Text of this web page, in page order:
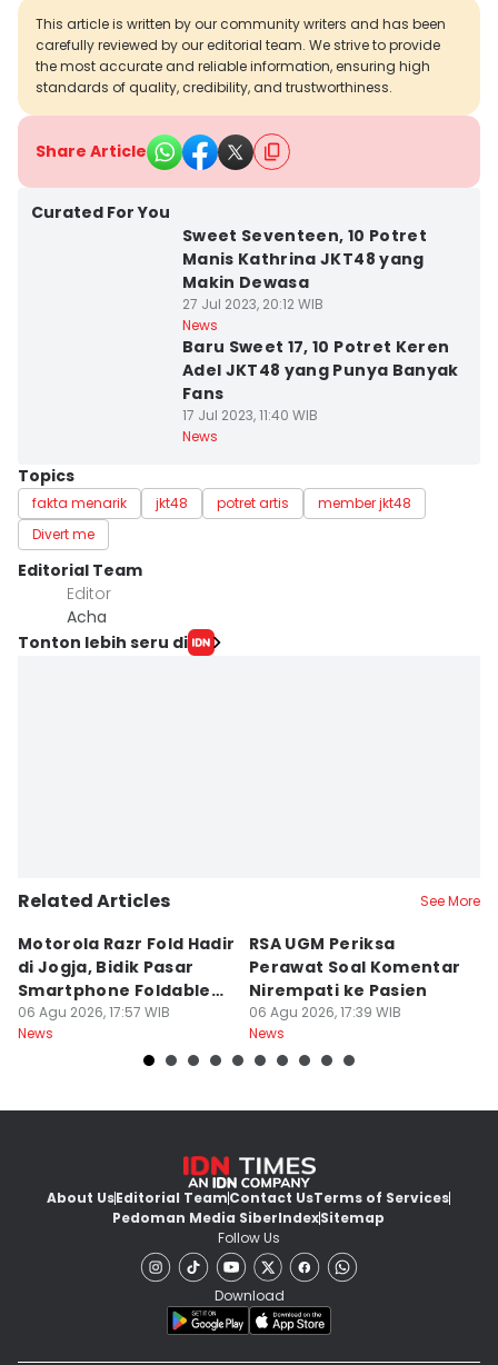
This article is written by our community writers and has been
carefully reviewed by our editorial team. We strive to provide
the most accurate and reliable information, ensuring high
standards of quality, credibility, and trustworthiness.
Share Article
Curated For You
Sweet Seventeen, 10 Potret
Manis Kathrina JKT48 yang
Makin Dewasa
27 Jul 2023, 20:12 WIB
News
Baru Sweet 17, 10 Potret Keren
Adel JKT48 yang Punya Banyak
Fans
17 Jul 2023, 11:40 WIB
News
Topics
fakta menarik jkt48 potret artis
member jkt48
Divert me
Editorial Team
Editor
Acha
Tonton lebih seru di
Related Articles See More
Motorola Razr Fold Hadir
di Jogja, Bidik Pasar
Smartphone Foldable
Premium
06 Agu 2026, 17:57 WIB
News
RSA UGM Periksa
Perawat Soal Komentar
Nirempati ke Pasien
06 Agu 2026, 17:39 WIB
News
About UsEditorial TeamContact UsTerms of Services
Pedoman Media SiberIndexSitemap
Follow Us
Download